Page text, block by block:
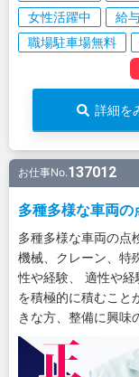
女性活躍中
給
職場駐車場無料
詳細を
お仕事No.137012
多種多様な車両
多種多様な車両の点
機械、クレーン、特
性や経験、 適性や
を積極的に積むこ
きな方、整備に興味